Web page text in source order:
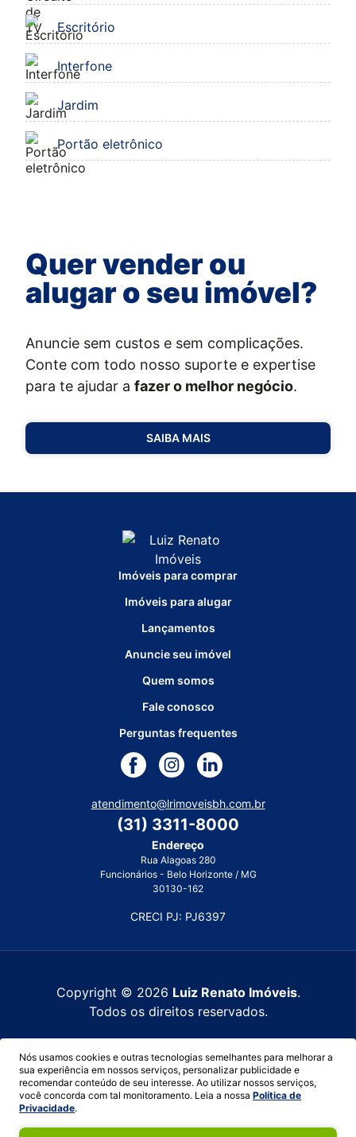
Escritório
Interfone
Jardim
Portão eletrônico
Quer vender ou
alugar o seu imóvel?
Anuncie sem custos e sem complicações.
Conte com todo nosso suporte e expertise
para te ajudar a fazer o melhor negócio.
SAIBA MAIS
Imóveis para comprar
Imóveis para alugar
Lançamentos
Anuncie seu imóvel
Quem somos
Fale conosco
Perguntas frequentes
atendimento@lrimoveisbh.com.br
(31) 3311-8000
Endereço
Rua Alagoas 280
Funcionários - Belo Horizonte / MG
30130-162
CRECI PJ: PJ6397
Copyright © 2026 Luiz Renato Imóveis.
Todos os direitos reservados.
Política de privacidade
Nós usamos cookies e outras tecnologias semelhantes para melhorar a
sua experiência em nossos serviços, personalizar publicidade e
recomendar conteúdo de seu interesse. Ao utilizar nossos serviços,
você concorda com tal monitoramento. Leia a nossa Política de
Privacidade.